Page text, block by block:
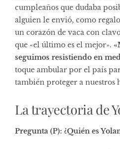
cumpleaños que dudaba
alguien le envió, como
un corazón de vaca con
que «el último es el mejor».
seguimos resistiendo en
toque ambular por el país
también proteger a nuestros
La trayectoria de
Pregunta (P): ¿Quién es